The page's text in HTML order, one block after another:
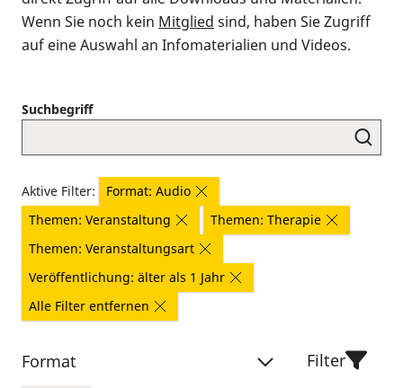
Wenn Sie noch kein Mitglied sind, haben Sie Zugriff
auf eine Auswahl an Infomaterialien und Videos.
Suchbegriff
Aktive Filter:
Format: Audio
Themen: Veranstaltung
Themen: Therapie
Themen: Veranstaltungsart
Veröffentlichung: älter als 1 Jahr
Alle Filter entfernen
Format Filter